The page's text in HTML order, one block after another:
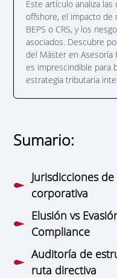
Este artículo analiza
offshore, el impacto de
BEPS o CRS, y los
asociados. Descubre
del Máster en Asesoría
es imprescindible para
estrategia tributaria
Sumario:
Jurisdicciones
corporativa
Elusión vs
Compliance
Auditoría de
ruta directiva